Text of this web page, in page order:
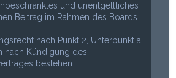
und unentgeltliches
Beitrag im Rahmen des Boards
nach Punkt 2, Unterpunkt a
nach Kündigung des
bestehen.